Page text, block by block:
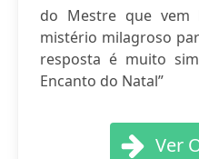
do Mestre que vem
mistério milagroso
resposta é muito
Encanto do Natal”
Ver